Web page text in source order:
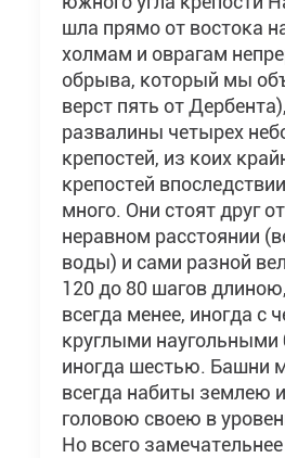
шла прямо от востока
холмам и оврагам
обрыва, который мы
верст пять от
развалины четырех
крепостей, из коих
крепостей
много. Они стоят друг
неравном расстоянии
воды) и сами разной
120 до 80 шагов
всегда менее, иногда с
круглыми
иногда шестью. Башни
всегда набиты землею
головою своею в
Но всего